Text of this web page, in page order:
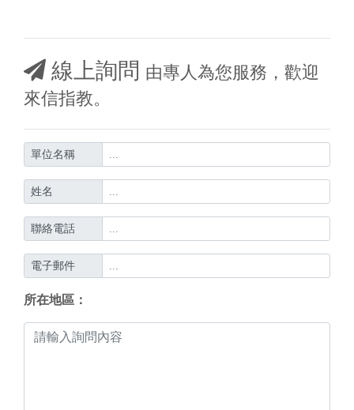
線上詢問 由專人為您服務，歡迎
來信指教。
單位名稱
姓名
聯絡電話
電子郵件
所在地區：